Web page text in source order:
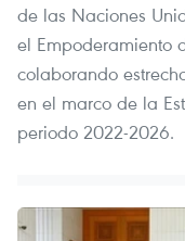
de las Naciones
el Empoderamiento
colaborando
en el marco de la
periodo 2022-2026.